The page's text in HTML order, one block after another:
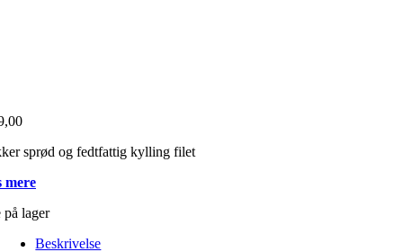
sprød og fedtfattig kylling filet
mere
på lager
Beskrivelse